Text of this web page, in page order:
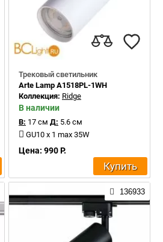
Трековый светильник
Arte Lamp A1518PL-1WH
Коллекция: Ridge
В наличии
В: 17 см Д: 5.6 см
GU10 x 1 max 35W
Цена: 990 Р.
Купить
136933